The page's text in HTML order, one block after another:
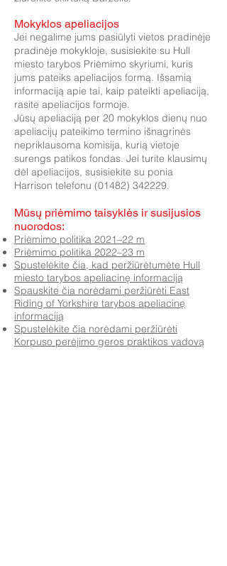
Mokyklos apeliacijos
Jei negalime jums pasiūlyti vietos pradinėje
pradinėje mokykloje, susisiekite su Hull
miesto tarybos Priėmimo skyriumi, kuris
jums pateiks apeliacijos formą. Išsamią
informaciją apie tai, kaip pateikti apeliaciją,
rasite apeliacijos formoje.
Jūsų apeliaciją per 20 mokyklos dienų nuo
apeliacijų pateikimo termino išnagrinės
nepriklausoma komisija, kurią vietoje
surengs patikos fondas. Jei turite klausimų
dėl apeliacijos, susisiekite su ponia
Harrison telefonu (01482) 342229.
Mūsų priėmimo taisyklės ir susijusios
nuorodos:
Priėmimo politika 2021–22 m
Priėmimo politika 2022–23 m
Spustelėkite čia, kad peržiūrėtumėte Hull
miesto tarybos apeliacinę informaciją
Spauskite čia norėdami peržiūrėti East
Riding of Yorkshire tarybos apeliacinę
informaciją
Spustelėkite čia norėdami peržiūrėti
Korpuso perėjimo geros praktikos vadovą